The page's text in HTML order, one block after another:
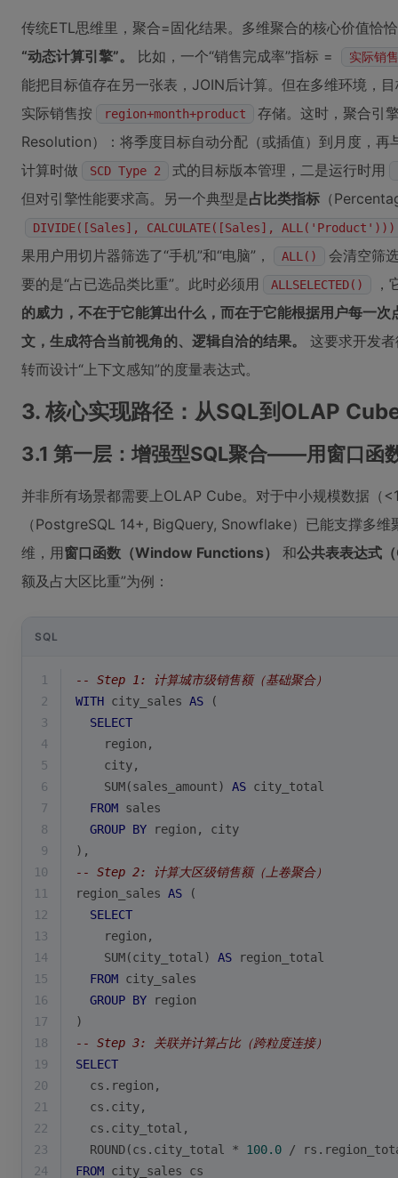
传统ETL思维里，聚合=固化结果。多维聚合的核心价值恰
“动态计算引擎”。
比如，一个“销售完成率”指标 = 实际销
能把目标值存在另一张表，JOIN后计算。但在多维环境，
实际销售按
region+month+product
存储。这时，聚合引
Resolution）：将季度目标自动分配（或插值）到月度，
计算时做
SCD Type 2 式的目标版本管理，二是运行时用
但对引擎性能要求高。另一个典型是占比类指标 （
DIVIDE([Sales], CALCULATE([Sales], ALL('Product')))
果用户用切片器筛选了“手机”和“电脑”， ALL()
会清空筛
要的是“占已选品类比重”。此时必须用
ALLSELECTED()
，
的威力，不在于它能算出什么，而在于它能根据用户每一
文，生成符合当前视角的、逻辑自洽的结果。
这要求开发
转而设计“上下文感知”的度量表达式。
3. 核心实现路径：从SQL到OLAP
3.1 第一层：增强型SQL聚合——用窗口函
并非所有场景都需要上OLAP Cube。对于中小规模数据（
（PostgreSQL 14+, BigQuery, Snowflake）已能支撑多维
维，用窗口函数（Window Functions） 和公共表表达式
额及占大区比重”为例：
SQL
1
-- Step 1: 计算城市级销售额（基础聚合）
2
WITH city_sales AS (
3
SELECT
4
    region,
5
    city,
6
SUM(sales_amount) AS city_total
7
FROM sales
8
GROUP BY region, city
9
),
10
-- Step 2: 计算大区级销售额（上卷聚合）
11
region_sales AS (
12
SELECT
13
    region,
14
SUM(city_total) AS region_total
15
FROM city_sales
16
GROUP BY region
17
)
18
-- Step 3: 关联并计算占比（跨粒度连接）
19
SELECT
20
  cs.region,
21
  cs.city,
22
  cs.city_total,
23
  ROUND(cs.city_total
* 100.0 /
24
FROM city_sales cs